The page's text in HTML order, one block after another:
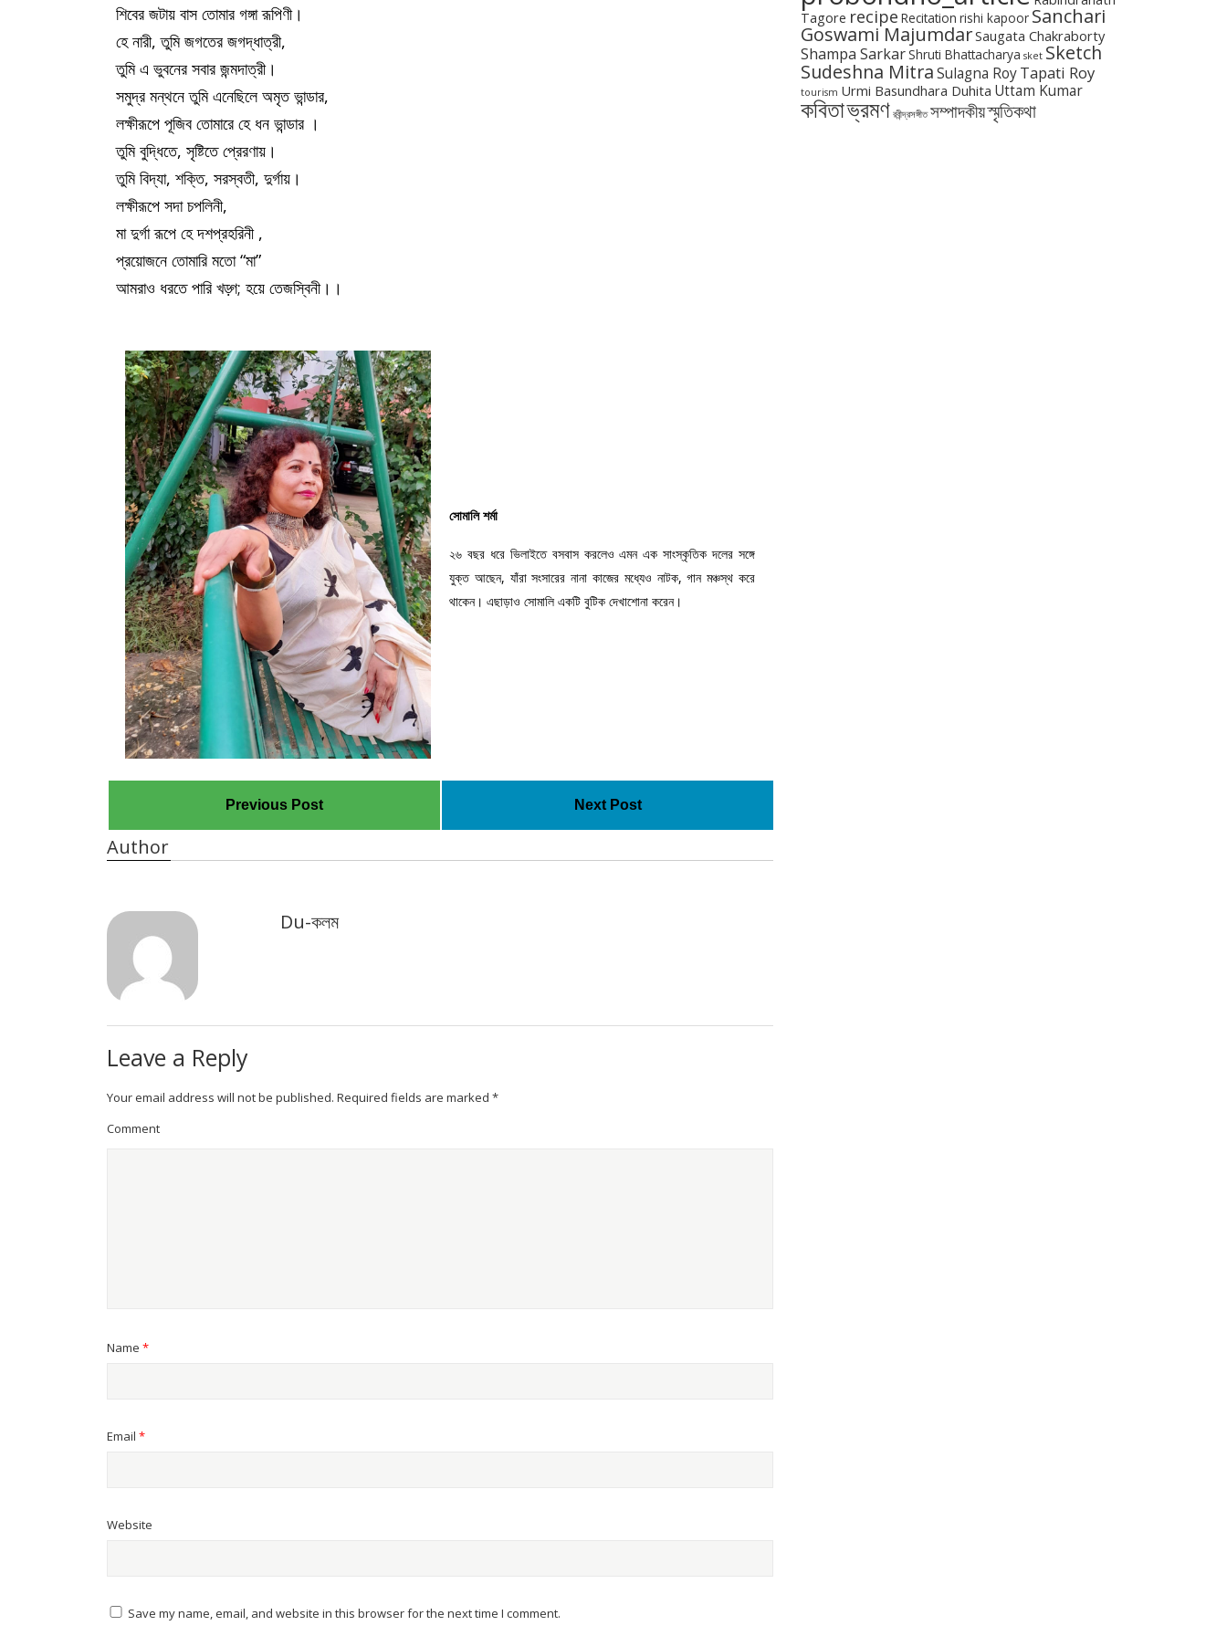
শিবের জটায় বাস তোমার গঙ্গা রূপিণী।
হে নারী, তুমি জগতের জগদ্ধাত্রী,
তুমি এ ভুবনের সবার জন্মদাত্রী।
সমুদ্র মন্থনে তুমি এনেছিলে অমৃত ভান্ডার,
লক্ষীরূপে পূজিব তোমারে হে ধন ভান্ডার ।
তুমি বুদ্ধিতে, সৃষ্টিতে প্রেরণায়।
তুমি বিদ্যা, শক্তি, সরস্বতী, দুর্গায়।
লক্ষীরূপে সদা চপলিনী,
মা দুর্গা রূপে হে দশপ্রহরিনী ,
প্রয়োজনে তোমারি মতো “মা”
আমরাও ধরতে পারি খড়্গ; হয়ে তেজস্বিনী।।
সোমালি শর্মা
২৬ বছর ধরে ভিলাইতে বসবাস করলেও এমন এক সাংস্কৃতিক দলের সঙ্গে
যুক্ত আছেন, যাঁরা সংসারের নানা কাজের মধ্যেও নাটক, গান মঞ্চস্থ করে
থাকেন। এছাড়াও সোমালি একটি বুটিক দেখাশোনা করেন।
Previous Post Next Post
Author
Du-কলম
Leave a Reply
Your email address will not be published. Required fields are marked *
Comment
Name *
Email *
Website
Save my name, email, and website in this browser for the next time I comment.
Tagore recipe Recitation rishi kapoor Sanchari
Goswami MajumdarSaugata Chakraborty
Shampa SarkarShruti Bhattacharya sket Sketch
Sudeshna MitraSulagna RoyTapati Roy
tourism Urmi Basundhara Duhita Uttam Kumar
কবিতাভ্রমণ রবীন্দ্রসঙ্গীত সম্পাদকীয়স্মৃতিকথা